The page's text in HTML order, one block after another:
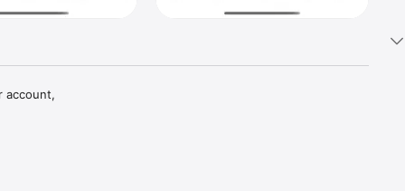
account,